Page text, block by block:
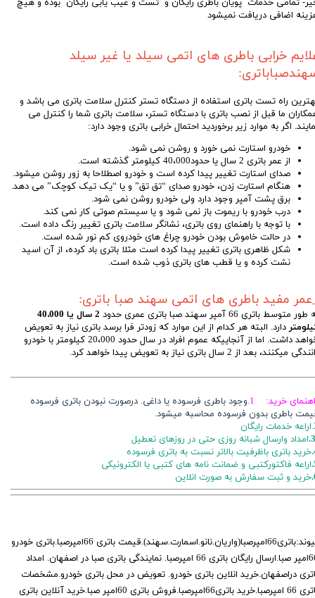
تمامی خدمات پویان باطری رایگان و تست و عیب یابی رایگان بوده و هیچ
اضافی دریافت نمیشود
خرابی باطری های اتمی سیلد یا غیر سیلد
راه تست باتری استفاده از دستگاه تستر کنترل سلامت باتری می باشد و
ما قبل از نصب باتری با دستگاه تستر، سلامت باتری شما را کنترل می
اگر به موارد زیر برخوردید احتمال خرابی باتری وجود دارد:
خودرو استارت نمی خورد و روشن نمی شود.
از عمر باتری 2 سال یا حدود40،000 کیلومتر گذشته است.
صدای استارت تغییر پیدا کرده است و خودرو اصطلاحا به زور روشن میشود.
هنگام استارت زدن، خودرو صدای “تق تق” و یا “یک تیک کوچک” می دهد.
برق پشت آمپر وجود دارد ولی خودرو روشن نمی شود.
درب خودرو با ریموت باز نمی شود و یا سیستم صوتی کار نمی کند.
با توجه با راهنمای روی باتری، نشانگر سلامت باتری تغییر رنگ داده است.
در حالت خاموش بودن خودرو چراغ های خودروی کم نور شده است.
شکل ظاهری باتری تغییر پیدا کرده است مثلا باتری باد کرده، از آن اسید
نشت کرده و یا قطب های باتری ذوب شده است.
مفید باطری های اتمی سهند صبا باتری:
متوسط باتری 66 آمپر سهند صبا باتری عمری حدود
2 سال یا 40،000
دارد. البته هر کدام از این موارد که زودتر فرا برسد باتری نیاز به تعویض
خواهد داشت. اما از آنجاییکه عموم افراد در سال حدود 20،000 کیلومتر با خودرو
میکنند، بعد از 2 سال باتری نیاز به تعویض پیدا خواهد کرد.
خرید: 1.
وجود باطری فرسوده یا داغی. درصورت نبودن باتری فرسوده
باطری بدون فرسوده محاسبه میشود.
3. امداد وارسال شبانه روزی حتی در روزهای تعطیل
خرید باتری باظرفیت بالاتر نسبت به باتری فرسوده
اراعه فاکتورکتبی و ضمانت نامه های کتبی یا الکترونیکی
خرید و ثبت سفارش به صورت انلاین
پیوند:باتری66امپرصبا(واریان.نانو.اسمارت.سهند).قیمت باتری 66امپرصبا.باتری خودرو
66امپر صبا.ارسال رایگان باتری 66 امپرصبا. نمایندگی باتری صبا در اصفهان. امداد
دراصفهان.خرید انلاین باتری خودرو. تعویض در محل باتری خودرو.مشخصات
باتری 66 امپرصبا.خرید باتری66امپرصبا.فروش باتری 60امپر صبا.خرید آنلاین باتری